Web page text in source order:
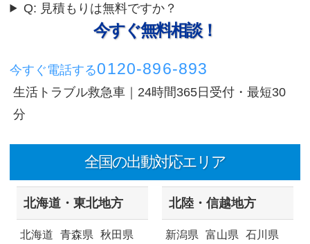
Q: 見積もりは無料ですか？
今すぐ無料相談！
今すぐ電話する0120-896-893
生活トラブル救急車｜24時間365日受付・最短30
分
全国の出動対応エリア
北海道・東北地方
北海道 青森県
秋田県
北陸・信越地方
新潟県 富山県
石川県